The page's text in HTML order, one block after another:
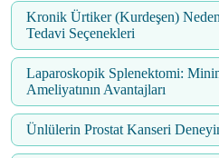
Kronik Ürtiker (Kurdeşen)
Tedavi Seçenekleri
Laparoskopik Splenektomi:
Ameliyatının Avantajları
Ünlülerin Prostat Kanseri